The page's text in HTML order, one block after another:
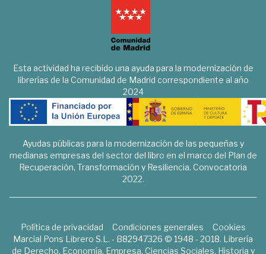
Esta actividad ha recibido una ayuda para la modernización de
librerías de la Comunidad de Madrid correspondiente al año
2024
Ayudas públicas para la modernización de las pequeñas y
medianas empresas del sector del libro en el marco del Plan de
Recuperación, Transformación y Resiliencia. Convocatoria
2022.
Política de privacidad Condiciones generales
Cookies
Marcial Pons Librero S.L. - B82947326 © 1948 - 2018. Librería
de Derecho, Economía, Empresa, Ciencias Sociales, Historia y